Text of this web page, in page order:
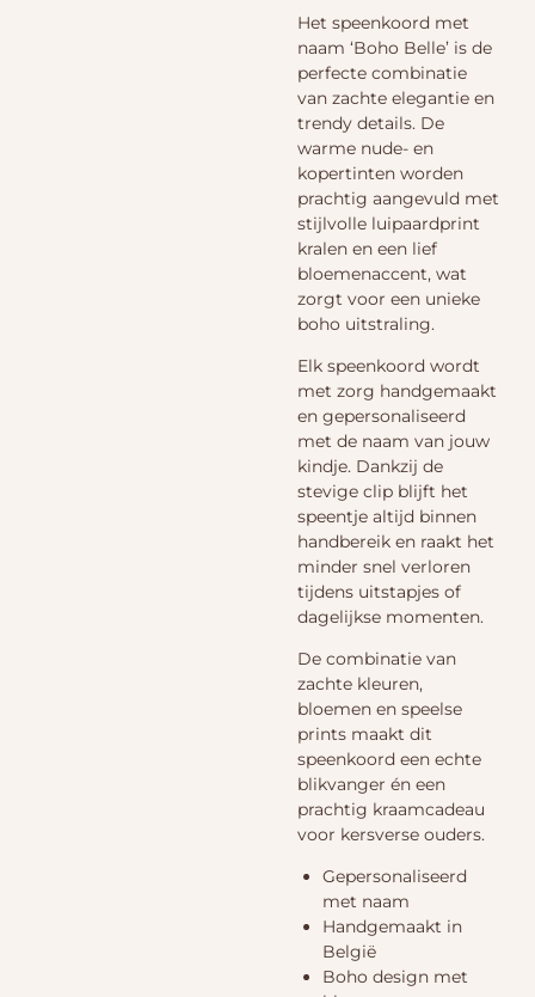
Het speenkoord met
naam ‘Boho Belle’ is de
perfecte combinatie
van zachte elegantie en
trendy details. De
warme nude- en
kopertinten worden
prachtig aangevuld met
stijlvolle luipaardprint
kralen en een lief
bloemenaccent, wat
zorgt voor een unieke
boho uitstraling.
Elk speenkoord wordt
met zorg handgemaakt
en gepersonaliseerd
met de naam van jouw
kindje. Dankzij de
stevige clip blijft het
speentje altijd binnen
handbereik en raakt het
minder snel verloren
tijdens uitstapjes of
dagelijkse momenten.
De combinatie van
zachte kleuren,
bloemen en speelse
prints maakt dit
speenkoord een echte
blikvanger én een
prachtig kraamcadeau
voor kersverse ouders.
Gepersonaliseerd
met naam
Handgemaakt in
België
Boho design met